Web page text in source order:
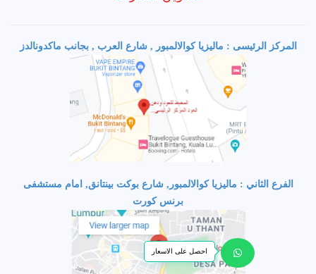
المركز الرئيسى : ماليزيا كوالالمبور , شارع العرب , بجانب ماكدونالدز
الفرع الثاني : ماليزيا كوالالمبور, شارع بوكت بينتانق, امام مستشفى
برنس كورت
احصل على الاسعار